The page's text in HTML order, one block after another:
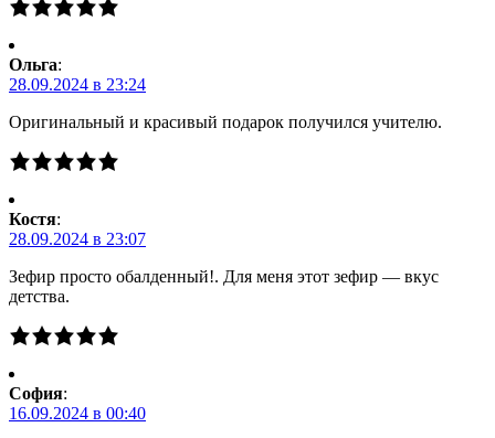
Ольга:
28.09.2024 в 23:24
Оригинальный и красивый подарок получился учителю.
Костя:
28.09.2024 в 23:07
Зефир просто обалденный!. Для меня этот зефир — вкус
детства.
Cофия:
16.09.2024 в 00:40